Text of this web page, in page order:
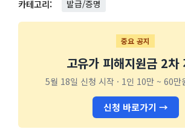
카테고리:
발급/증명
중요 공지
고유가 피해지원금 2차
5월 18일 신청 시작 · 1인 10만 ~ 60만
신청 바로가기 →